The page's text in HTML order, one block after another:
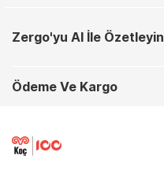
Zergo'yu AI İle Özetleyin
Ödeme Ve Kargo